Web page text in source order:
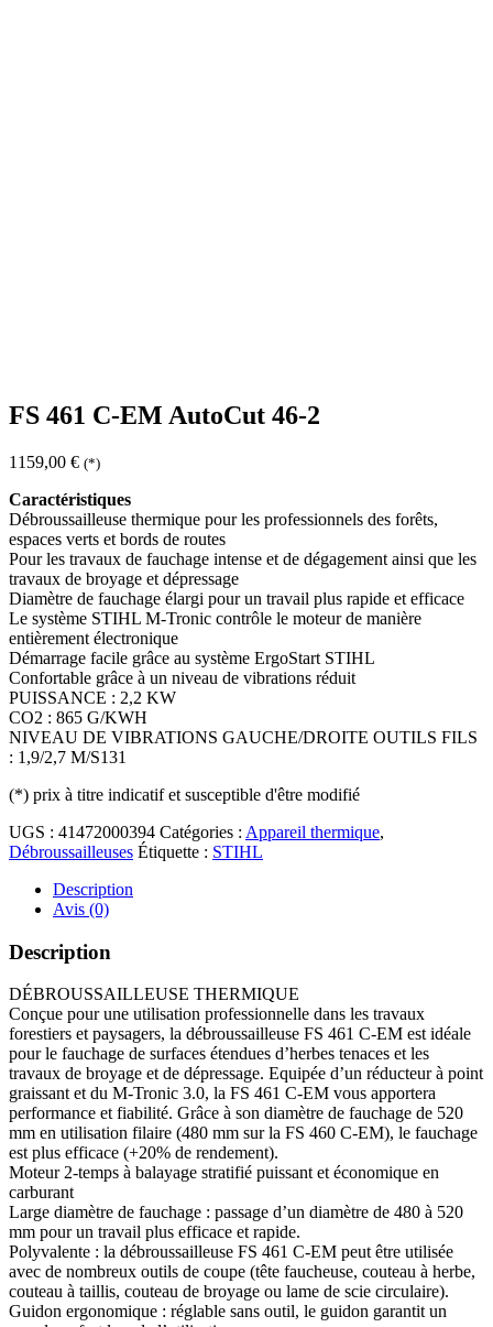
FS 461 C-EM AutoCut 46-2
1159,00 € (*)
Caractéristiques
Débroussailleuse thermique pour les professionnels des forêts,
espaces verts et bords de routes
Pour les travaux de fauchage intense et de dégagement ainsi que les
travaux de broyage et dépressage
Diamètre de fauchage élargi pour un travail plus rapide et efficace
Le système STIHL M-Tronic contrôle le moteur de manière
entièrement électronique
Démarrage facile grâce au système ErgoStart STIHL
Confortable grâce à un niveau de vibrations réduit
PUISSANCE : 2,2 KW
CO2 : 865 G/KWH
NIVEAU DE VIBRATIONS GAUCHE/DROITE OUTILS FILS
: 1,9/2,7 M/S131
(*) prix à titre indicatif et susceptible d'être modifié
UGS : 41472000394 Catégories : Appareil thermique,
Débroussailleuses Étiquette : STIHL
Description
Avis (0)
Description
DÉBROUSSAILLEUSE THERMIQUE
Conçue pour une utilisation professionnelle dans les travaux
forestiers et paysagers, la débroussailleuse FS 461 C-EM est idéale
pour le fauchage de surfaces étendues d’herbes tenaces et les
travaux de broyage et de dépressage. Equipée d’un réducteur à point
graissant et du M-Tronic 3.0, la FS 461 C-EM vous apportera
performance et fiabilité. Grâce à son diamètre de fauchage de 520
mm en utilisation filaire (480 mm sur la FS 460 C-EM), le fauchage
est plus efficace (+20% de rendement).
Moteur 2-temps à balayage stratifié puissant et économique en
carburant
Large diamètre de fauchage : passage d’un diamètre de 480 à 520
mm pour un travail plus efficace et rapide.
Polyvalente : la débroussailleuse FS 461 C-EM peut être utilisée
avec de nombreux outils de coupe (tête faucheuse, couteau à herbe,
couteau à taillis, couteau de broyage ou lame de scie circulaire).
Guidon ergonomique : réglable sans outil, le guidon garantit un